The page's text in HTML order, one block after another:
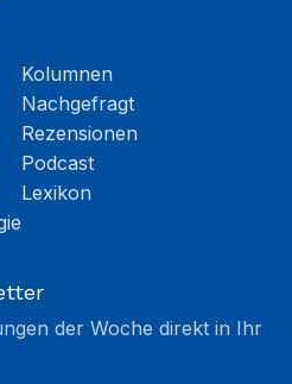
Kolumnen
Nachgefragt
Rezensionen
Podcast
Lexikon
der Woche direkt in Ihr